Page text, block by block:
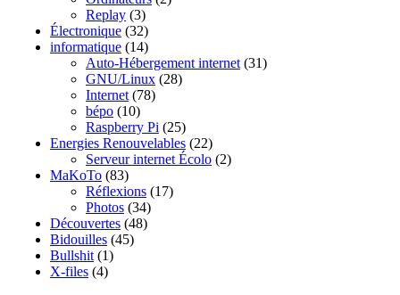
Replay (3)
Électronique (32)
informatique (14)
Auto-Hébergement internet (31)
GNU/Linux (28)
Internet (78)
bépo (10)
Raspberry Pi (25)
Energies Renouvelables (22)
Serveur internet Écolo (2)
MaKoTo (83)
Réflexions (17)
Photos (34)
Découvertes (48)
Bidouilles (45)
Bullshit (1)
X-files (4)